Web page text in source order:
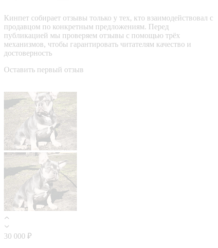
Кинпет собирает отзывы только у тех, кто взаимодействовал с
продавцом по конкретным предложениям. Перед
публикацией мы проверяем отзывы с помощью трёх
механизмов, чтобы гарантировать читателям качество и
достоверность
Оставить первый отзыв
30 000 ₽